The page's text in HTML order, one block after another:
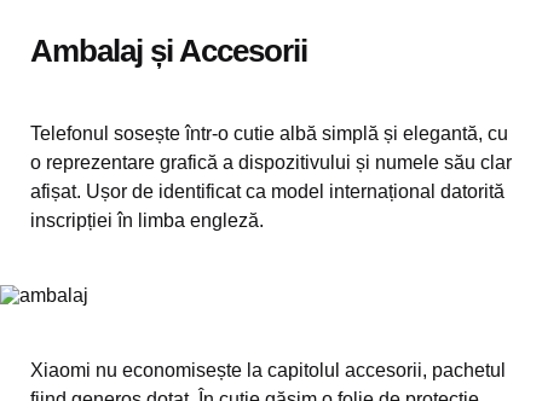
Ambalaj și Accesorii
Telefonul sosește într-o cutie albă simplă și elegantă, cu
o reprezentare grafică a dispozitivului și numele său clar
afișat. Ușor de identificat ca model internațional datorită
inscripției în limba engleză.
Xiaomi nu economisește la capitolul accesorii, pachetul